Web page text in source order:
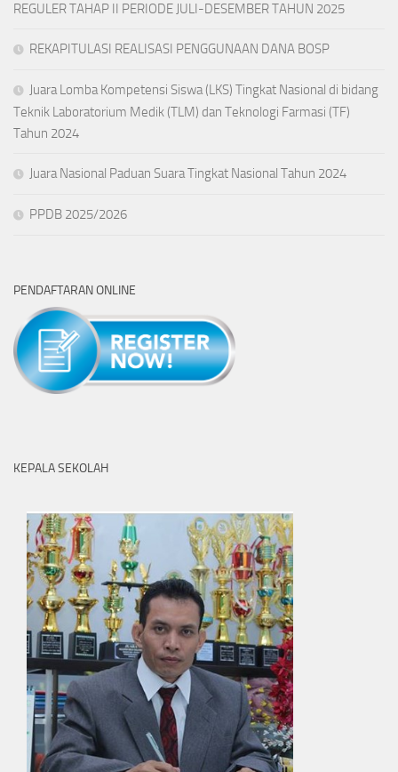
REGULER TAHAP II PERIODE JULI-DESEMBER TAHUN 2025
REKAPITULASI REALISASI PENGGUNAAN DANA BOSP
Juara Lomba Kompetensi Siswa (LKS) Tingkat Nasional di bidang
Teknik Laboratorium Medik (TLM) dan Teknologi Farmasi (TF)
Tahun 2024
Juara Nasional Paduan Suara Tingkat Nasional Tahun 2024
PPDB 2025/2026
PENDAFTARAN ONLINE
KEPALA SEKOLAH